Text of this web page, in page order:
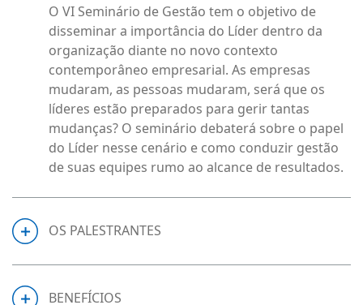
O VI Seminário de Gestão tem o objetivo de
disseminar a importância do Líder dentro da
organização diante no novo contexto
contemporâneo empresarial. As empresas
mudaram, as pessoas mudaram, será que os
líderes estão preparados para gerir tantas
mudanças? O seminário debaterá sobre o papel
do Líder nesse cenário e como conduzir gestão
de suas equipes rumo ao alcance de resultados.
OS PALESTRANTES
BENEFÍCIOS